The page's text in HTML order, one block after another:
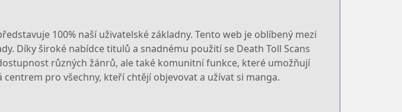
100% naší uživatelské základny. Tento web je oblíbený mezi
Díky široké nabídce titulů a snadnému použití se Death Toll Scans
různých žánrů, ale také komunitní funkce, které umožňují
pro všechny, kteří chtějí objevovat a užívat si manga.